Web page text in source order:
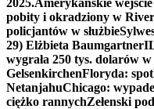
pobity i okradziony w
policjantów w służbie
29) Elżbieta Baumgartner
wygrała 250 tys. dolarów
GelsenkirchenFloryda:
NetanjahuChicago:
ciężko rannychZełenski